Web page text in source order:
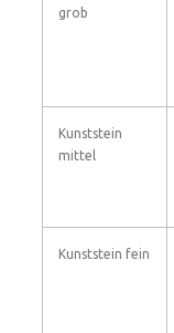
grob
Kunststein
mittel
Kunststein fein